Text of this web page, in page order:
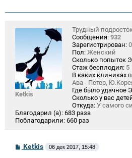
Ketkis
Трудный
Сообщения: 932
Зарегистрирован:
Пол: Женский
Сколько попыток
Стаж бесплодия: 5
В каких клиниках
Ава - Петер,
Где было удачное
Сколько у вас
Откуда: У самого
Благодарил (а): 683 раза
Поблагодарили: 660 раз
С
о
Ketkis 06 дек 2017, 15:48